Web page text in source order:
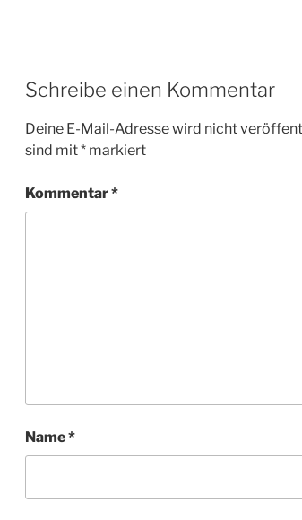
Schreibe einen Kommentar
Deine E-Mail-Adresse wird nicht
sind mit* markiert
Kommentar*
Name*